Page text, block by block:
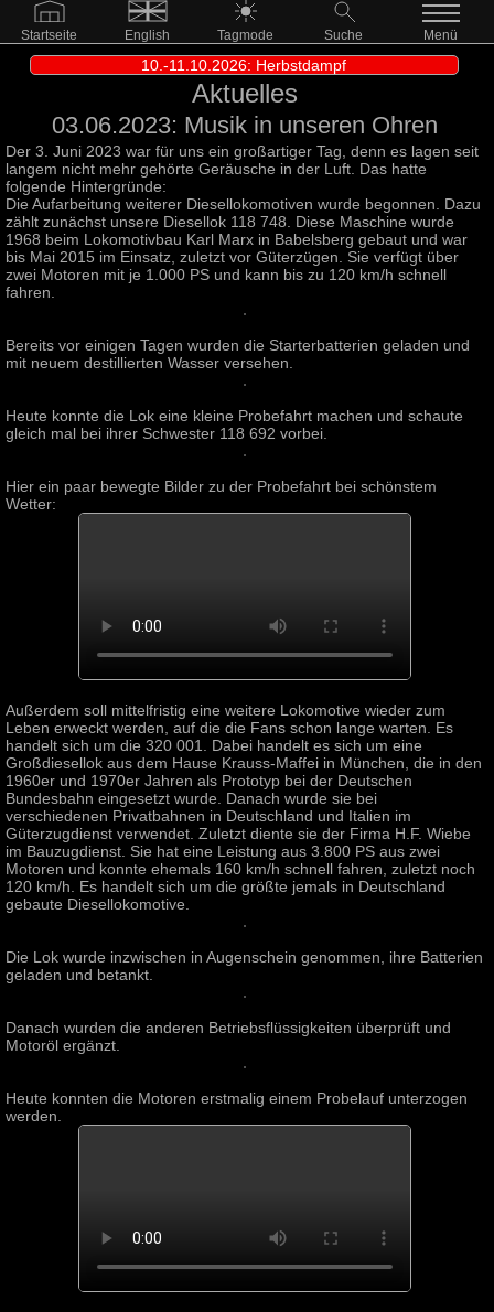
Startseite English Tagmode Suche Menü
10.-11.10.2026: Herbstdampf
Aktuelles
03.06.2023: Musik in unseren Ohren
Der 3. Juni 2023 war für uns ein großartiger Tag, denn es lagen seit
langem nicht mehr gehörte Geräusche in der Luft. Das hatte
folgende Hintergründe:
Die Aufarbeitung weiterer Diesellokomotiven wurde begonnen. Dazu
zählt zunächst unsere Diesellok 118 748. Diese Maschine wurde
1968 beim Lokomotivbau Karl Marx in Babelsberg gebaut und war
bis Mai 2015 im Einsatz, zuletzt vor Güterzügen. Sie verfügt über
zwei Motoren mit je 1.000 PS und kann bis zu 120 km/h schnell
fahren.
Bereits vor einigen Tagen wurden die Starterbatterien geladen und
mit neuem destillierten Wasser versehen.
Heute konnte die Lok eine kleine Probefahrt machen und schaute
gleich mal bei ihrer Schwester 118 692 vorbei.
Hier ein paar bewegte Bilder zu der Probefahrt bei schönstem
Wetter:
Außerdem soll mittelfristig eine weitere Lokomotive wieder zum
Leben erweckt werden, auf die die Fans schon lange warten. Es
handelt sich um die 320 001. Dabei handelt es sich um eine
Großdiesellok aus dem Hause Krauss-Maffei in München, die in den
1960er und 1970er Jahren als Prototyp bei der Deutschen
Bundesbahn eingesetzt wurde. Danach wurde sie bei
verschiedenen Privatbahnen in Deutschland und Italien im
Güterzugdienst verwendet. Zuletzt diente sie der Firma H.F. Wiebe
im Bauzugdienst. Sie hat eine Leistung aus 3.800 PS aus zwei
Motoren und konnte ehemals 160 km/h schnell fahren, zuletzt noch
120 km/h. Es handelt sich um die größte jemals in Deutschland
gebaute Diesellokomotive.
Die Lok wurde inzwischen in Augenschein genommen, ihre Batterien
geladen und betankt.
Danach wurden die anderen Betriebsflüssigkeiten überprüft und
Motoröl ergänzt.
Heute konnten die Motoren erstmalig einem Probelauf unterzogen
werden.